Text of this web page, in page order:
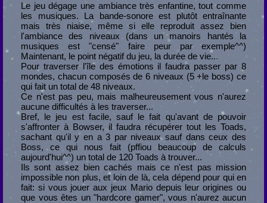
Le jeu dégage une ambiance très enfantine, tout comme
les musiques. La bande-sonore est plutôt entraînante
mais très niaise, même si elle reproduit assez bien
l'ambiance des niveaux (dans un manoirs hantés la
musiques est "censé" faire peur par exemple^^)
Maintenant, le point négatif du jeu, la durée de vie...
Pour traverser l'île des émotions il faudra passer par 8
mondes, chacun composés de 6 niveaux (5 +le boss) ce
qui fait un total de 48 niveaux.
Ce n'est pas peu, mais malheureusement vous n'aurez
aucune difficultés à les traverser...
Bref, le jeu est facile, sauf le fait qu'avant de pouvoir
s'affronter à Bowser, il faudra récupérer tout les Toads,
sachant qu'il y en a 3 par niveaux sauf dans ceux des
Boss, ce qui nous fait (pffiou beaucoup de calculs
aujourd'hui^^) un total de 120 Toads à trouver...
Ils sont assez bien cachés mais ce n'est pas mission
impossible non plus, et loin de là, cela dépend pour qui en
fait: si vous jouer aux jeux Mario depuis leur origines ou
que vous êtes un "hardcore gamer", vous n'aurez aucun